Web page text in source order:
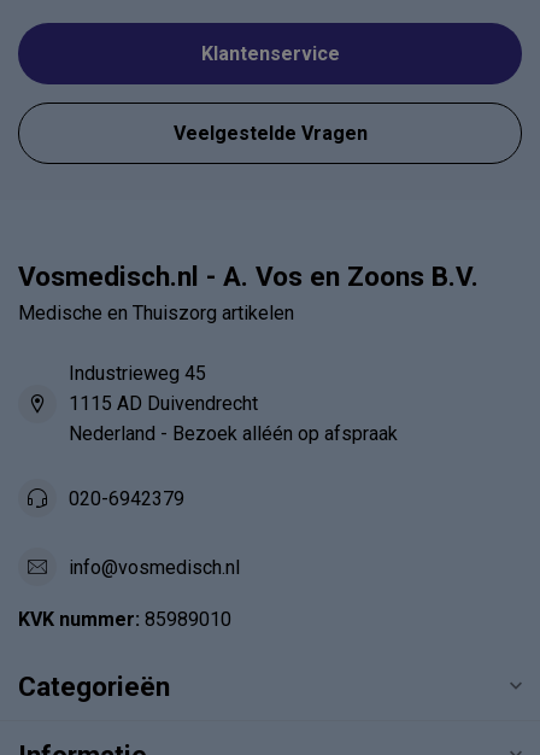
Klantenservice
Veelgestelde Vragen
Vosmedisch.nl - A. Vos en Zoons B.V.
Medische en Thuiszorg artikelen
Industrieweg 45
1115 AD Duivendrecht
Nederland - Bezoek alléén op afspraak
020-6942379
info@vosmedisch.nl
KVK nummer: 85989010
Categorieën